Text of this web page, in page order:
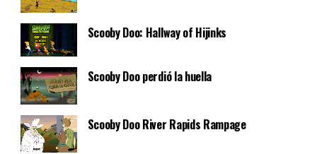
Scooby Doo: Hallway of Hijinks
Scooby Doo perdió la huella
Scooby Doo River Rapids Rampage